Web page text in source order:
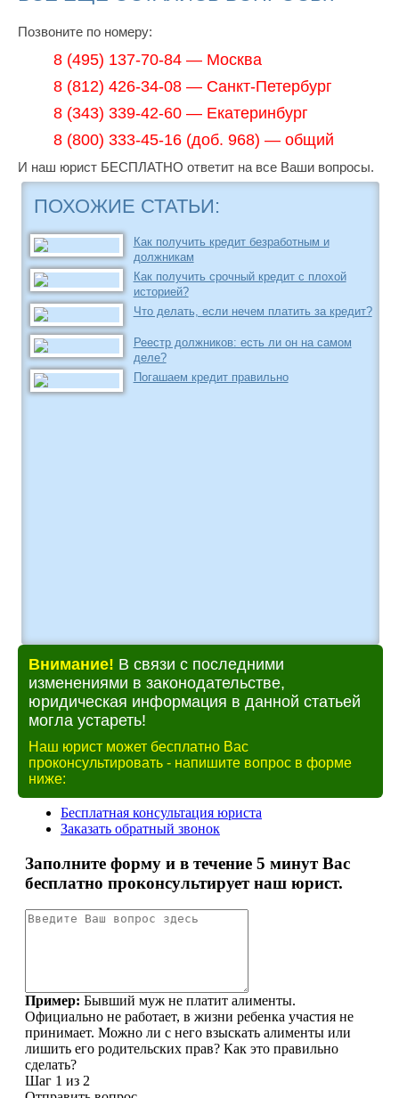
Позвоните по номеру:
8 (495) 137-70-84 — Москва
8 (812) 426-34-08 — Санкт-Петербург
8 (343) 339-42-60 — Екатеринбург
8 (800) 333-45-16 (доб. 968) — общий
И наш юрист БЕСПЛАТНО ответит на все Ваши вопросы.
ПОХОЖИЕ СТАТЬИ:
Как получить кредит безработным и
должникам
Как получить срочный кредит с плохой
историей?
Что делать, если нечем платить за кредит?
Реестр должников: есть ли он на самом
деле?
Погашаем кредит правильно
Внимание! В связи с последними
изменениями в законодательстве,
юридическая информация в данной статьей
могла устареть!
Наш юрист может бесплатно Вас
проконсультировать - напишите вопрос в форме
ниже: